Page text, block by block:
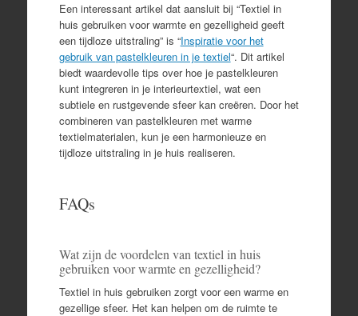
Een interessant artikel dat aansluit bij “Textiel in
huis gebruiken voor warmte en gezelligheid geeft
een tijdloze uitstraling” is “Inspiratie voor het
gebruik van pastelkleuren in je textiel“. Dit artikel
biedt waardevolle tips over hoe je pastelkleuren
kunt integreren in je interieurtextiel, wat een
subtiele en rustgevende sfeer kan creëren. Door het
combineren van pastelkleuren met warme
textielmaterialen, kun je een harmonieuze en
tijdloze uitstraling in je huis realiseren.
FAQs
Wat zijn de voordelen van textiel in huis
gebruiken voor warmte en gezelligheid?
Textiel in huis gebruiken zorgt voor een warme en
gezellige sfeer. Het kan helpen om de ruimte te